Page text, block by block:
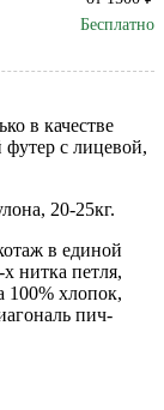
Бесплатно
в качестве
с лицевой,
20-25кг.
в единой
нитка петля,
100% хлопок,
пич-